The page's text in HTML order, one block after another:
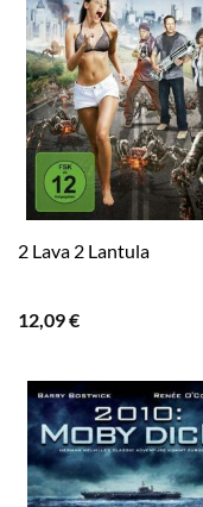
2 Lava 2 Lantula
12,09€